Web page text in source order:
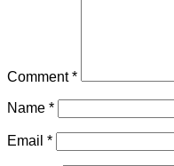
Comment*
Name *
Email *